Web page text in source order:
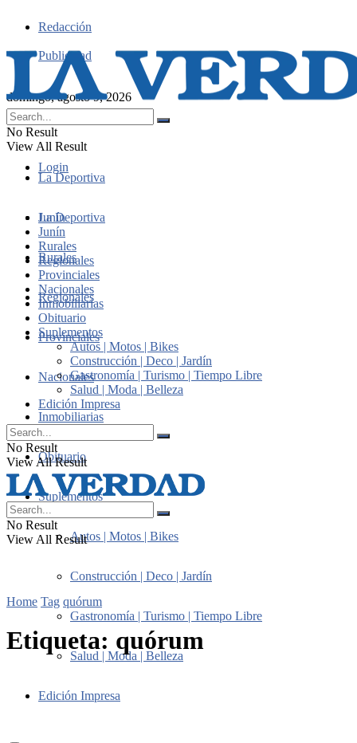
Redacción
Publicidad
domingo, agosto 9, 2026
Login
No Result
View All Result
La Deportiva
Junín
Rurales
Regionales
Provinciales
Nacionales
Inmobiliarias
Obituario
Suplementos
Autos | Motos | Bikes
Construcción | Deco | Jardín
Gastronomía | Turismo | Tiempo Libre
Salud | Moda | Belleza
Edición Impresa
La Deportiva
Junín
Rurales
Regionales
Provinciales
Nacionales
Inmobiliarias
Obituario
Suplementos
Autos | Motos | Bikes
Construcción | Deco | Jardín
Gastronomía | Turismo | Tiempo Libre
Salud | Moda | Belleza
Edición Impresa
No Result
View All Result
No Result
View All Result
Home Tag quórum
Etiqueta: quórum